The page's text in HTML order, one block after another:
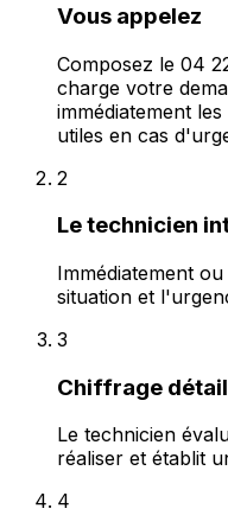
Vous appelez
Composez le 04
charge votre
immédiatement
utiles en cas
2
Le technicien
Immédiatement
situation et
3
Chiffrage
Le technicien
réaliser et établit
4